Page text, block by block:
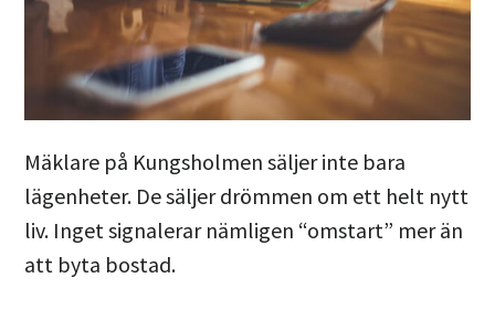
Mäklare på Kungsholmen säljer inte bara
lägenheter. De säljer drömmen om ett helt nytt
liv. Inget signalerar nämligen “omstart” mer än
att byta bostad.